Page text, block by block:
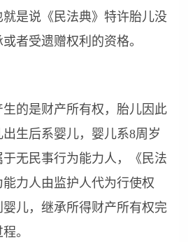
是说《民法典》特许胎儿没
者受遗赠权利的资格。
的是财产所有权，胎儿因此
生后系婴儿，婴儿系8周岁
无民事行为能力人，《民法
力人由监护人代为行使权
儿，继承所得财产所有权完
。